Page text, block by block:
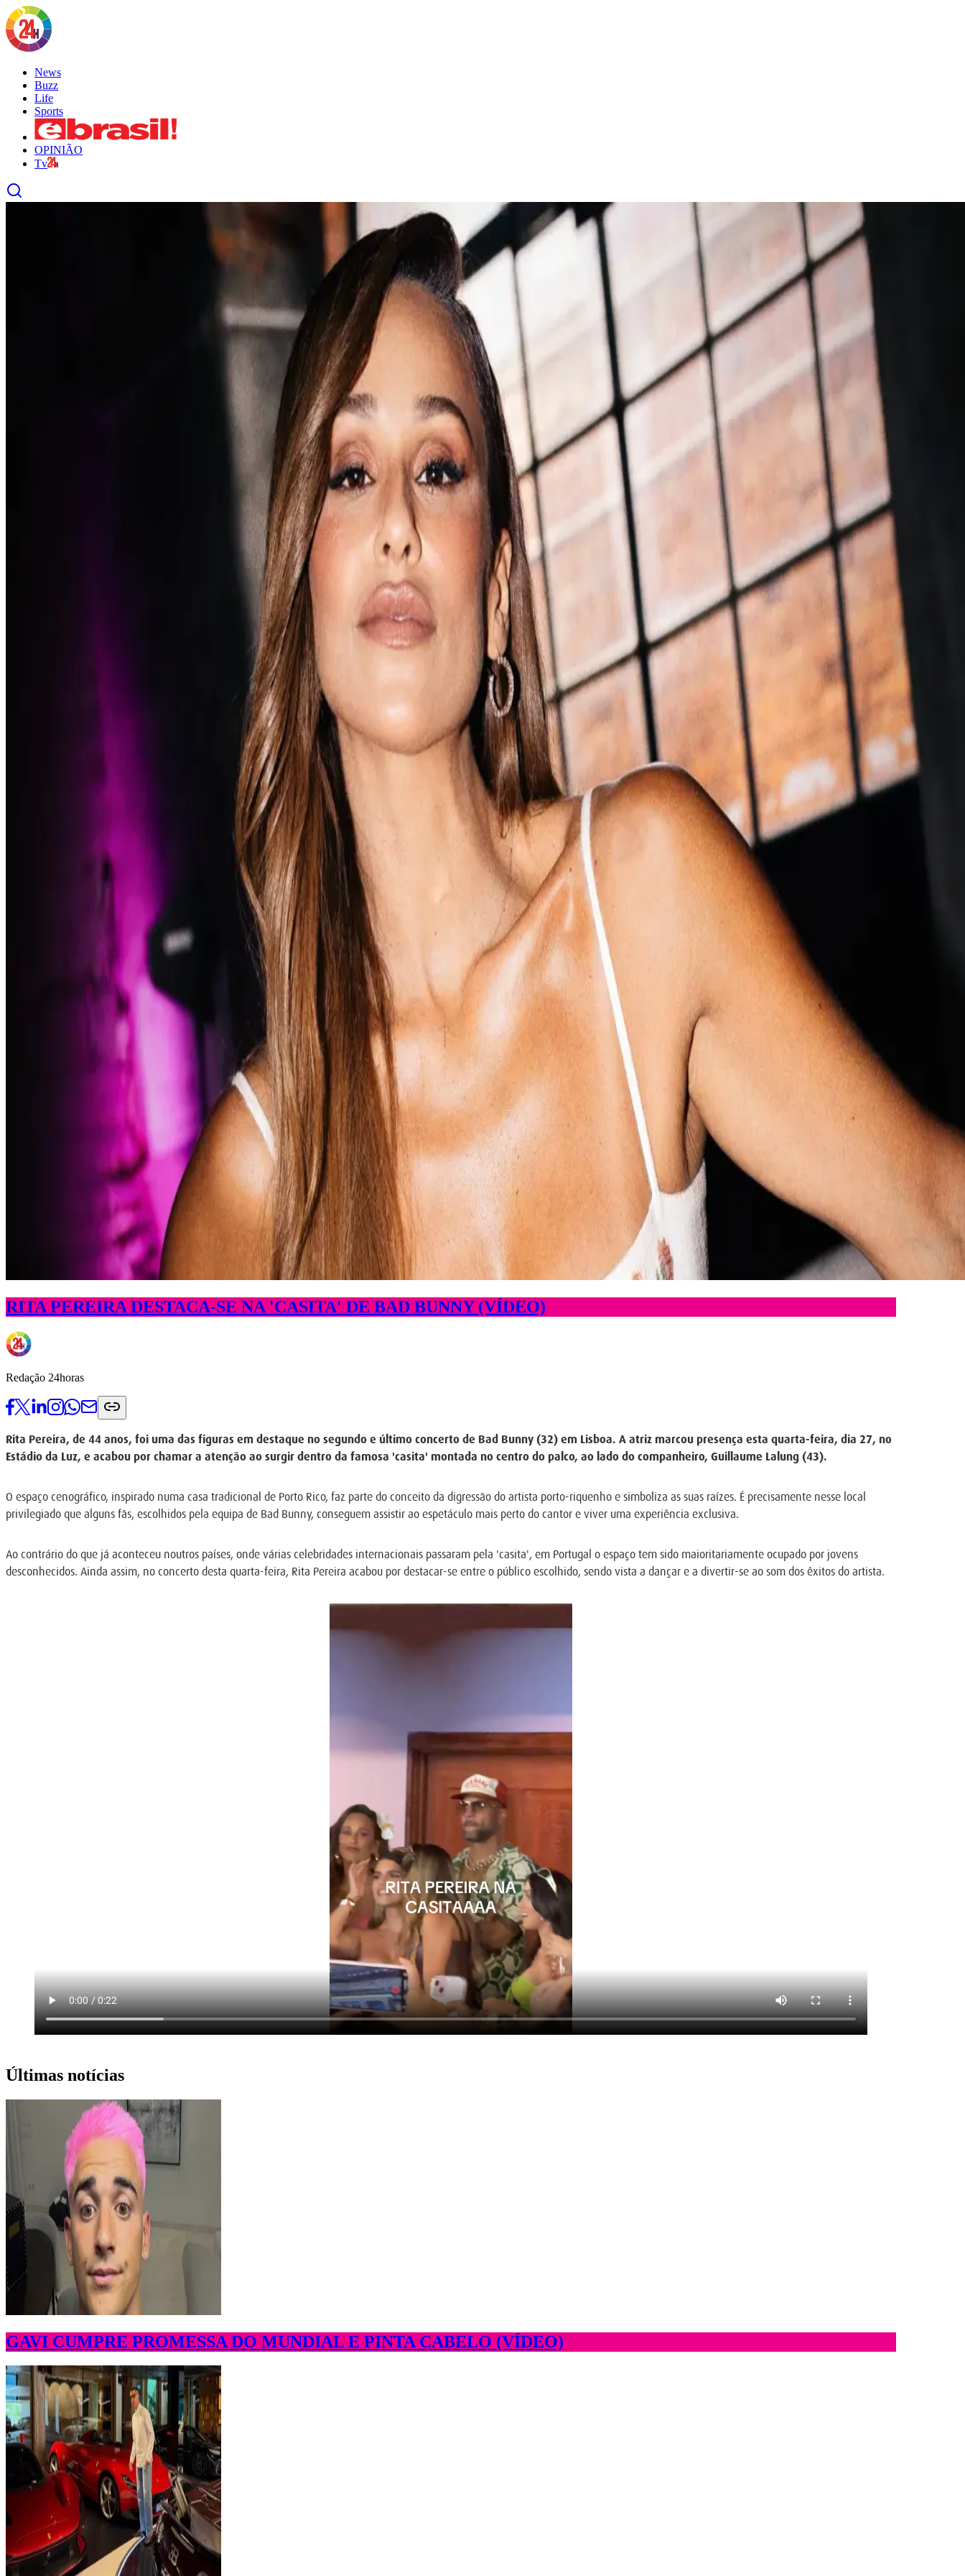
News
Buzz
Life
Sports
OPINIÃO
Tv
RITA PEREIRA DESTACA-SE NA 'CASITA' DE BAD BUNNY (VÍDEO)
Redação 24horas
Rita Pereira, de 44 anos, foi uma das figuras em destaque no segundo e último concerto de Bad Bunny (32) em Lisboa. A atriz marcou presença esta quarta-feira, dia 27, no
Estádio da Luz, e acabou por chamar a atenção ao surgir dentro da famosa 'casita' montada no centro do palco, ao lado do companheiro, Guillaume Lalung (43).
O espaço cenográfico, inspirado numa casa tradicional de Porto Rico, faz parte do conceito da digressão do artista porto-riquenho e simboliza as suas raízes. É precisamente nesse local
privilegiado que alguns fãs, escolhidos pela equipa de Bad Bunny, conseguem assistir ao espetáculo mais perto do cantor e viver uma experiência exclusiva.
Ao contrário do que já aconteceu noutros países, onde várias celebridades internacionais passaram pela 'casita', em Portugal o espaço tem sido maioritariamente ocupado por jovens
desconhecidos. Ainda assim, no concerto desta quarta-feira, Rita Pereira acabou por destacar-se entre o público escolhido, sendo vista a dançar e a divertir-se ao som dos êxitos do artista.
Últimas notícias
GAVI CUMPRE PROMESSA DO MUNDIAL E PINTA CABELO (VÍDEO)